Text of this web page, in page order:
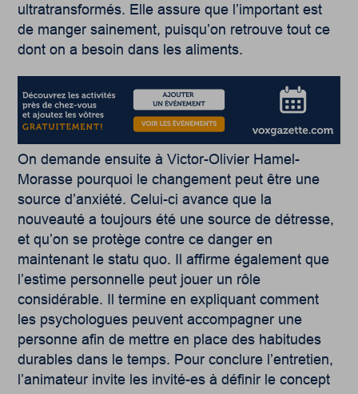
ultratransformés. Elle assure que l’important est
de manger sainement, puisqu’on retrouve tout ce
dont on a besoin dans les aliments.
On demande ensuite à Victor-Olivier Hamel-
Morasse pourquoi le changement peut être une
source d’anxiété. Celui-ci avance que la
nouveauté a toujours été une source de détresse,
et qu’on se protège contre ce danger en
maintenant le statu quo. Il affirme également que
l’estime personnelle peut jouer un rôle
considérable. Il termine en expliquant comment
les psychologues peuvent accompagner une
personne afin de mettre en place des habitudes
durables dans le temps. Pour conclure l’entretien,
l’animateur invite les invité-es à définir le concept